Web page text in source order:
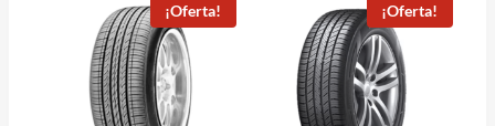
¡Oferta! ¡Oferta!